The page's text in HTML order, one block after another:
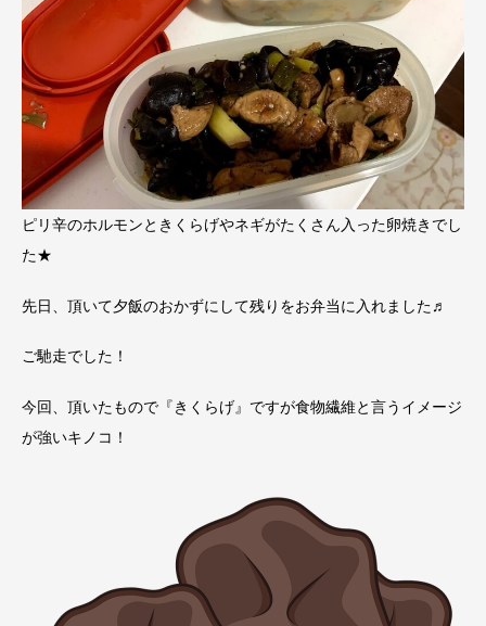
ピリ辛のホルモンときくらげやネギがたくさん入った卵焼きでし
た★
先日、頂いて夕飯のおかずにして残りをお弁当に入れました♬
ご馳走でした！
今回、頂いたもので『きくらげ』ですが食物繊維と言うイメージ
が強いキノコ！